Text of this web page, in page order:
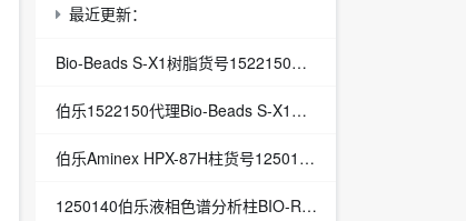
最近更新：
Bio-Beads S-X1树脂货号1522150多孔聚苯乙烯‑二乙烯苯微球（PS‑DVB）
伯乐1522150代理Bio-Beads S-X1树脂货号1522150
伯乐Aminex HPX-87H柱货号1250140总代理Aminex HPX-87H有机酸分析柱
1250140伯乐液相色谱分析柱BIO-RAD Aminex HPX-87H-1250140